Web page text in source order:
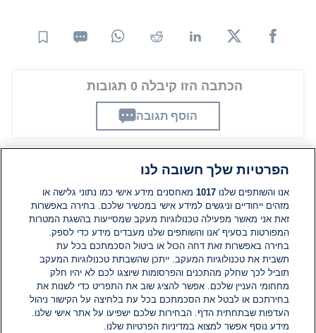
הכתבה הזו קיבלה 0 תגובות
הוסף תגובה
תגובות
אין עדיין תגובות. היה הראשון להגיב
הוסף תגובה
הפרטיות שלך חשובה לנו
אנו והשותפים שלנו1017 מאחסנים מידע אישי כמו נתוני גלישה או
מזהים ייחודיים וניגשים למידע אישי במכשיר שלכם. בחירה באפשרות
זאת אני מאשר מפעילה טכנולוגיות מעקב שמסייעות בהשגת המטרות
המפורטות בסעיף 'אנו והשותפים שלנו מעבדים מידע כדי לספק.
בחירה באפשרות זאת דחה הכול או ביטול הסכמתכם בכל עת
תשבית את טכנולוגיות המעקב. ייתכן שהשבתת טכנולוגיות המעקב
תוביל לכך שחלק מהתכנים והפרסומות שיוצגו לכם לא יהיו חלק
מחחומי העניין שלכם. אפשר להציג שוב את התפריט כדי לשנות את
בחירתכם או לבטל את הסכמתכם בכל עת בלחיצה על הקישור ניהול
העדפות שבתחתית הדף. הבחירות שלכם ישפיעו על אתר אישי שלנו.
מידע נוסף אפשר למצוא במדיניות הפרטיות שלנו.